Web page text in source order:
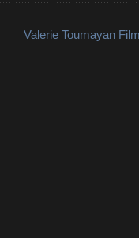
Valerie Toumayan